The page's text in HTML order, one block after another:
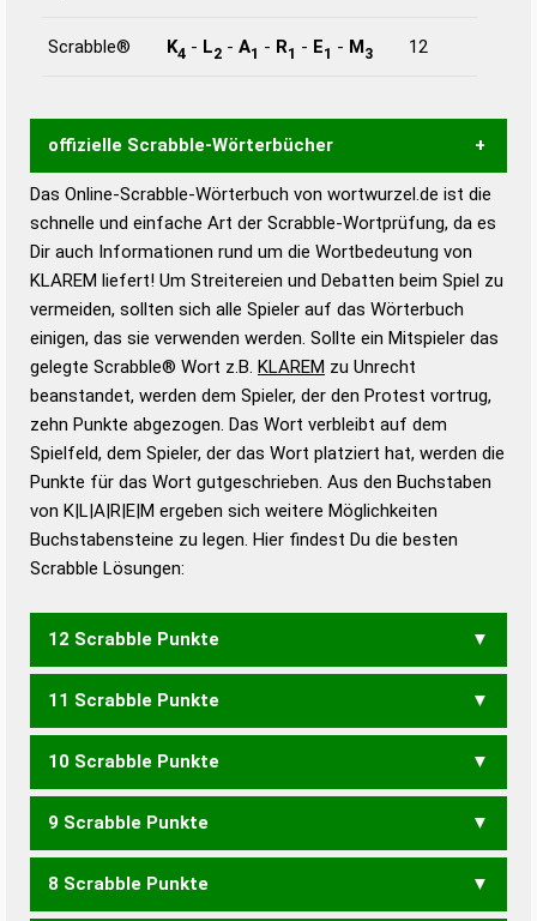
Scrabble® K4 - L2 - A1 - R1 - E1 - M3 12
offizielle Scrabble-Wörterbücher
Wortwurzel liefert mit Hilfe eines semantischen
Wortanalyse-Algorithmus gute Anhaltspunkte zu
Wortbedeutung, Worttrennung und Wortform, um die
Gültigkeit eines Wortes für das Scrabble-Spiel zu
bestimmen!
zugelassene Turnier Scrabble-
Wörterbücher sind:
Duden – Standardwerk in 12 Bänden
Duden – Richtiges und gutes
Deutsch
Duden – Die deutsche Grammatik
Duden – Deutsches
Das Online-Scrabble-Wörterbuch von wortwurzel.de ist die
schnelle und einfache Art der Scrabble-Wortprüfung, da es
Dir auch Informationen rund um die Wortbedeutung von
KLAREM liefert! Um Streitereien und Debatten beim Spiel zu
vermeiden, sollten sich alle Spieler auf das Wörterbuch
einigen, das sie verwenden werden. Sollte ein Mitspieler das
gelegte Scrabble® Wort z.B. KLAREM zu Unrecht
beanstandet, werden dem Spieler, der den Protest vortrug,
zehn Punkte abgezogen. Das Wort verbleibt auf dem
Spielfeld, dem Spieler, der das Wort platziert hat, werden die
Punkte für das Wort gutgeschrieben. Aus den Buchstaben
von K|L|A|R|E|M ergeben sich weitere Möglichkeiten
Buchstabensteine zu legen. Hier findest Du die besten
Scrabble Lösungen:
12 Scrabble Punkte
MAKLER
11 Scrabble Punkte
KALME KAMEL KREML
10 Scrabble Punkte
MELK KRAME MARKE
9 Scrabble Punkte
AKME KRAM KREM MARK
8 Scrabble Punkte